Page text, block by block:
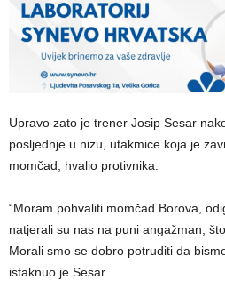
Upravo zato je trener Josip Sesar
posljednje u nizu, utakmice koja je
momčad, hvalio protivnika.
“Moram pohvaliti momčad Borova,
natjerali su nas na puni angažman,
Morali smo se dobro potruditi da
istaknuo je Sesar.